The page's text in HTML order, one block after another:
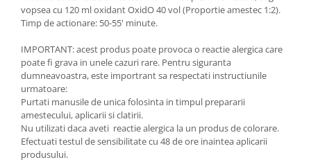
vopsea cu 120 ml oxidant OxidO 40 vol (Proportie amestec 1:2).
Timp de actionare: 50-55' minute.
IMPORTANT: acest produs poate provoca o reactie alergica care
poate fi grava in unele cazuri rare. Pentru siguranta
dumneavoastra, este importrant sa respectati instructiunile
urmatoare:
Purtati manusile de unica folosinta in timpul prepararii
amestecului, aplicarii si clatirii.
Nu utilizati daca aveti reactie alergica la un produs de colorare.
Efectuati testul de sensibilitate cu 48 de ore inaintea aplicarii
produsului.